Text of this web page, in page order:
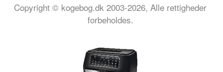
Copyright © kogebog.dk 2003-2026, Alle rettigheder
forbeholdes.